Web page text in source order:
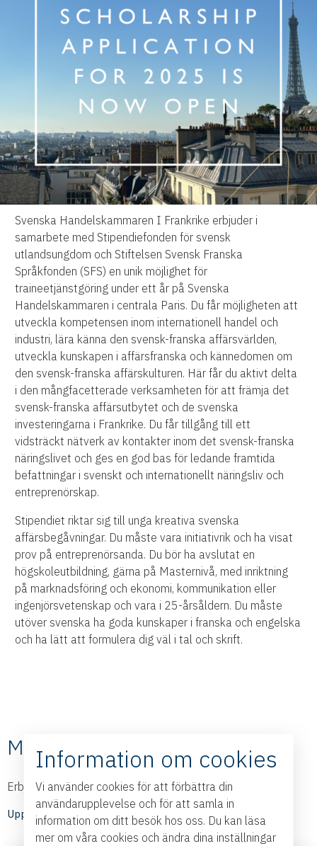
Svenska Handelskammaren I Frankrike erbjuder i
samarbete med Stipendiefonden för svensk
utlandsungdom och Stiftelsen Svensk Franska
Språkfonden (SFS) en unik möjlighet för
traineetjänstgöring under ett år på Svenska
Handelskammaren i centrala Paris. Du får möjligheten att
utveckla kompetensen inom internationell handel och
industri, lära känna den svensk-franska affärsvärlden,
utveckla kunskapen i affärsfranska och kännedomen om
den svensk-franska affärskulturen. Här får du aktivt delta
i den mångfacetterade verksamheten för att främja det
svensk-franska affärsutbytet och de svenska
investeringarna i Frankrike. Du får tillgång till ett
vidsträckt nätverk av kontakter inom det svensk-franska
näringslivet och ges en god bas för ledande framtida
befattningar i svenskt och internationellt näringsliv och
entreprenörskap.
Stipendiet riktar sig till unga kreativa svenska
affärsbegåvningar. Du måste vara initiativrik och ha visat
prov på entreprenörsanda. Du bör ha avslutat en
högskoleutbildning, gärna på Masternivå, med inriktning
på marknadsföring och ekonomi, kommunikation eller
ingenjörsvetenskap och vara i 25-årsåldern. Du måste
utöver svenska ha goda kunskaper i franska och engelska
och ha lätt att formulera dig väl i tal och skrift.
Medlemmarnas nyheter
Erbjudanden och nyheter från våra medlemmar
Upptäck medlemmarnas nyheter
Information om cookies
Vi använder cookies för att förbättra din
användarupplevelse och för att samla in
information om ditt besök hos oss. Du kan läsa
mer om våra cookies och ändra dina inställningar